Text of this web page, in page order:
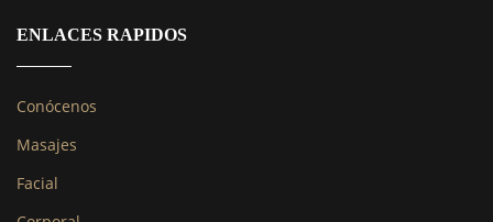
ENLACES RAPIDOS
Conócenos
Masajes
Facial